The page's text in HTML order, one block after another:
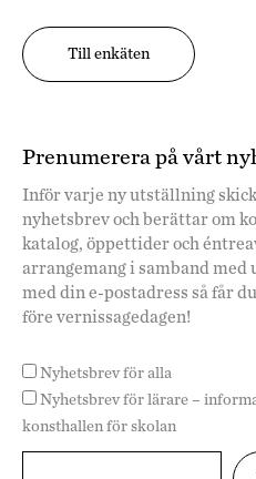
Till enkäten
Prenumerera på vårt
Inför varje ny utställning
nyhetsbrev och berättar om
katalog, öppettider och
arrangemang i samband
med din e-postadress så får
före vernissagedagen!
Nyhetsbrev för alla
Nyhetsbrev för lärare –
konsthallen för skolan